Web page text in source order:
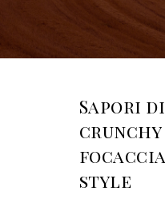
Sapori di
style